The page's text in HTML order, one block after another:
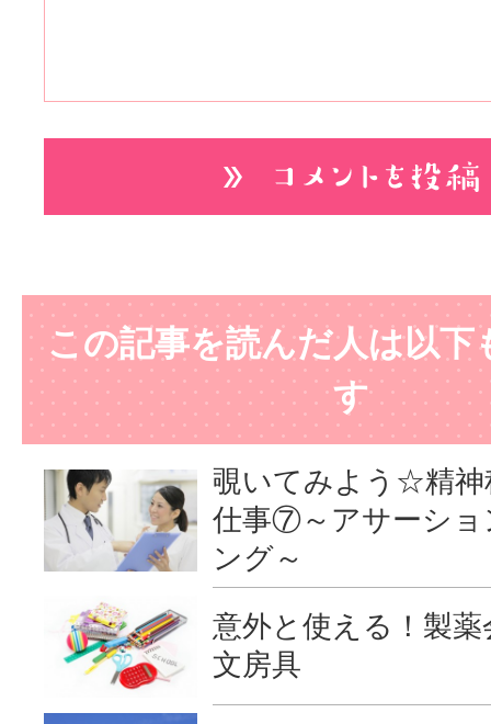
この記事を読んだ人は以下
す
覗いてみよう☆精神
仕事⑦～アサーショ
ング～
意外と使える！製
文房具